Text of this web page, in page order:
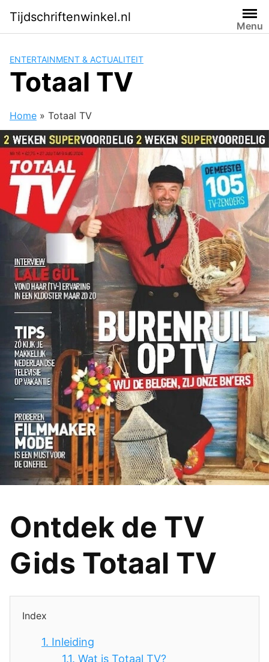
content
Tijdschriftenwinkel.nl
Menu
ENTERTAINMENT & ACTUALITEIT
Totaal TV
Home » Totaal TV
Ontdek de TV
Gids Totaal TV
Index
1. Inleiding
1.1. Wat is Totaal TV?